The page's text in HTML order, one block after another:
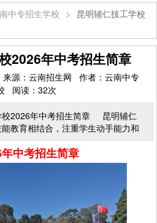
中专招生学校 > 昆明辅仁技工学校
2026年中考招生简章
源：云南招生网 作者：云南中专
阅读：32次
校2026年中考招生简章 昆明辅仁
教育相结合，注重学生动手能力和
的教育事业，坚持“为党
中考招生简章